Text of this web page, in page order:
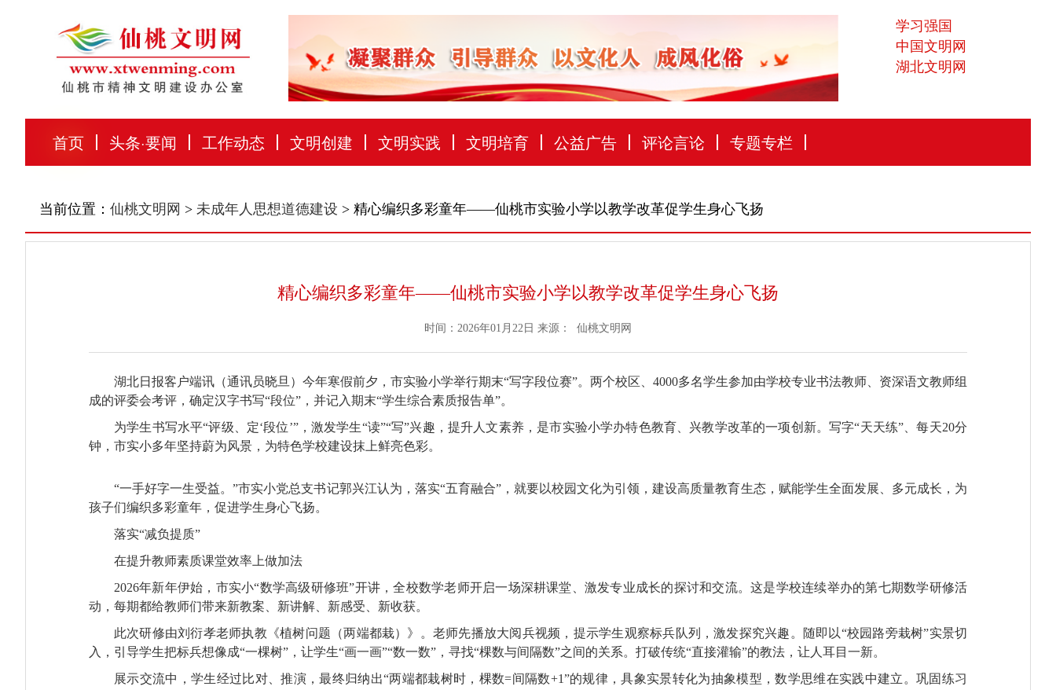
学习强国
中国文明网
湖北文明网
首页 头条·要闻 工作动态 文明创建 文明实践 文明培育 公益广告 评论言论 专题专栏
当前位置： 仙桃文明网 > 未成年人思想道德建设 > 精心编织多彩童年——仙桃市实验小学以教学改革促学生身心飞扬
精心编织多彩童年——仙桃市实验小学以教学改革促学生身心飞扬
时间：2026年01月22日 来源： 仙桃文明网
湖北日报客户端讯（通讯员晓旦）今年寒假前夕，市实验小学举行期末“写字段位赛”。两个校区、4000多名学生参加由学校专业书法教师、资深语文教师组
成的评委会考评，确定汉字书写“段位”，并记入期末“学生综合素质报告单”。
为学生书写水平“评级、定‘段位’”，激发学生“读”“写”兴趣，提升人文素养，是市实验小学办特色教育、兴教学改革的一项创新。写字“天天练”、每天20分
钟，市实小多年坚持蔚为风景，为特色学校建设抹上鲜亮色彩。
“一手好字一生受益。”市实小党总支书记郭兴江认为，落实“五育融合”，就要以校园文化为引领，建设高质量教育生态，赋能学生全面发展、多元成长，为
孩子们编织多彩童年，促进学生身心飞扬。
落实“减负提质”
在提升教师素质课堂效率上做加法
2026年新年伊始，市实小“数学高级研修班”开讲，全校数学老师开启一场深耕课堂、激发专业成长的探讨和交流。这是学校连续举办的第七期数学研修活
动，每期都给教师们带来新教案、新讲解、新感受、新收获。
此次研修由刘衍孝老师执教《植树问题（两端都栽）》。老师先播放大阅兵视频，提示学生观察标兵队列，激发探究兴趣。随即以“校园路旁栽树”实景切
入，引导学生把标兵想像成“一棵树”，让学生“画一画”“数一数”，寻找“棵数与间隔数”之间的关系。打破传统“直接灌输”的教法，让人耳目一新。
展示交流中，学生经过比对、推演，最终归纳出“两端都栽树时，棵数=间隔数+1”的规律，具象实景转化为抽象模型，数学思维在实践中建立。巩固练习